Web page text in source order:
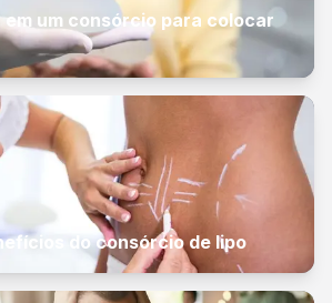
um consórcio para colocar
do consórcio de lipo